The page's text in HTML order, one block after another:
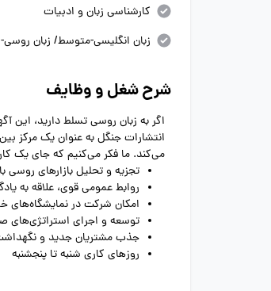
کارشناسی زبان و ادبیات
زبان انگلیسی-متوسط/ زبان
شرح شغل و وظایف
اگر به زبان روسی تسلط دارید،
می‌کند. ما فکر می‌کنیم که جای یک
تجزیه و تحلیل بازارهای
روابط عمومی قوی، علاقه به
امکان شرکت در نمایشگاه‌های
توسعه و اجرای استراتژی‌های
جذب مشتریان جدید و
روزهای کاری شنبه تا پنجشنبه